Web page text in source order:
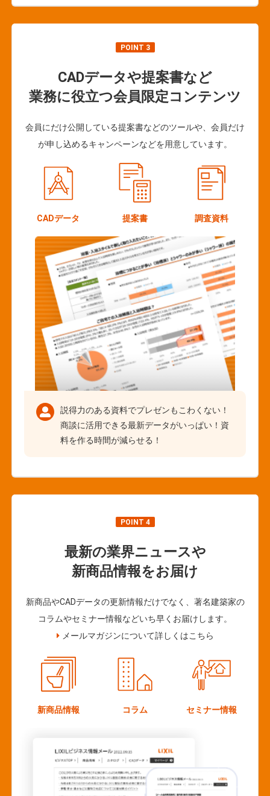
POINT 3
CADデータや提案書など
業務に役立つ会員限定コンテンツ
会員にだけ公開している提案書などのツールや、会員だけ
が申し込めるキャンペーンなどを用意しています。
CADデータ 提案書 調査資料
説得力のある資料でプレゼンもこわくない！
商談に活用できる最新データがいっぱい！資
料を作る時間が減らせる！
POINT 4
最新の業界ニュースや
新商品情報をお届け
新商品やCADデータの更新情報だけでなく、著名建築家の
コラムやセミナー情報などいち早くお届けします。
メールマガジンについて詳しくはこちら
新商品情報 コラム セミナー情報